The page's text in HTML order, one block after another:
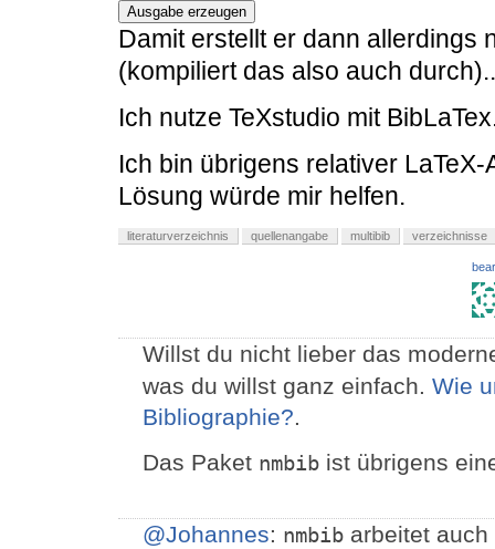
Ausgabe erzeugen
Damit erstellt er dann allerdings
(kompiliert das also auch
Ich nutze TeXstudio mit
Ich bin übrigens relativer
Lösung würde mir helfen.
literaturverzeichnis quellenangabe multibib verzeichnisse
Willst du nicht lieber das
was du willst ganz einfach. Wie
Bibliographie?.
Das Paket nmbib ist übrigens
@Johannes: nmbib arbeitet